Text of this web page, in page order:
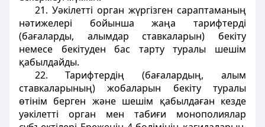
21. Уәкiлеттi орган жүргiзген сараптаманың
нәтижелерi бойынша жаңа тарифтердi
(бағаларды, алымдар ставкаларын) бекіту
немесе бекітуден бас тарту туралы шешiм
қабылдайды.
22. Тарифтердiң (бағалардың, алым
ставкаларының) жобаларын бекіту туралы
өтiнiм берген және шешiм қабылдаған кезде
уәкiлетті орган мен табиғи монополиялар